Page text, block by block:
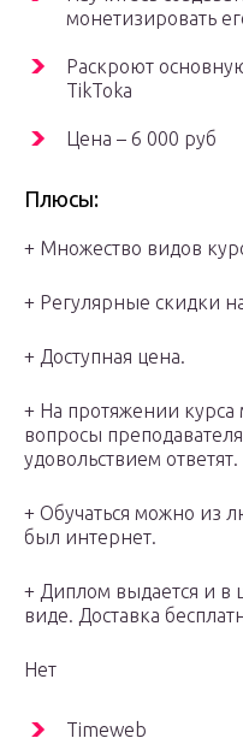
монетизировать
Раскроют
TikTokа
Цена – 6 000 руб
Плюсы:
+ Множество видов
+ Регулярные скидки
+ Доступная цена.
+ На протяжении курса
вопросы
удовольствием ответят.
+ Обучаться можно из
был интернет.
+ Диплом выдается и
виде. Доставка
Нет
Timeweb